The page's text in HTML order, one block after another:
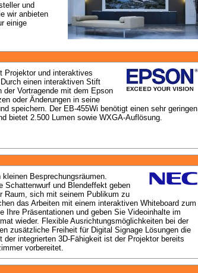
und
wir anbieten
einige
Projektor und interaktives
einen interaktiven Stift
der Vortragende mit dem Epson
oder Änderungen in seine
speichern. Der EB-455Wi benötigt einen sehr geringen
bietet 2.500 Lumen sowie WXGA-Auflösung.
Besprechungsräumen.
Schattenwurf und Blendeffekt geben
Raum, sich mit seinem Publikum zu
das Arbeiten mit einem interaktiven Whiteboard zum
Ihre Präsentationen und geben Sie Videoinhalte im
wieder. Flexible Ausrichtungsmöglichkeiten bei der
zusätzliche Freiheit für Digital Signage Lösungen die
der integrierten 3D-Fähigkeit ist der Projektor bereits
vorbereitet.